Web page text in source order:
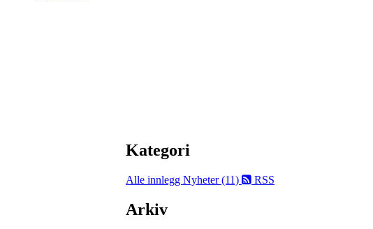
Kategori
Alle innlegg Nyheter (11) RSS
Arkiv